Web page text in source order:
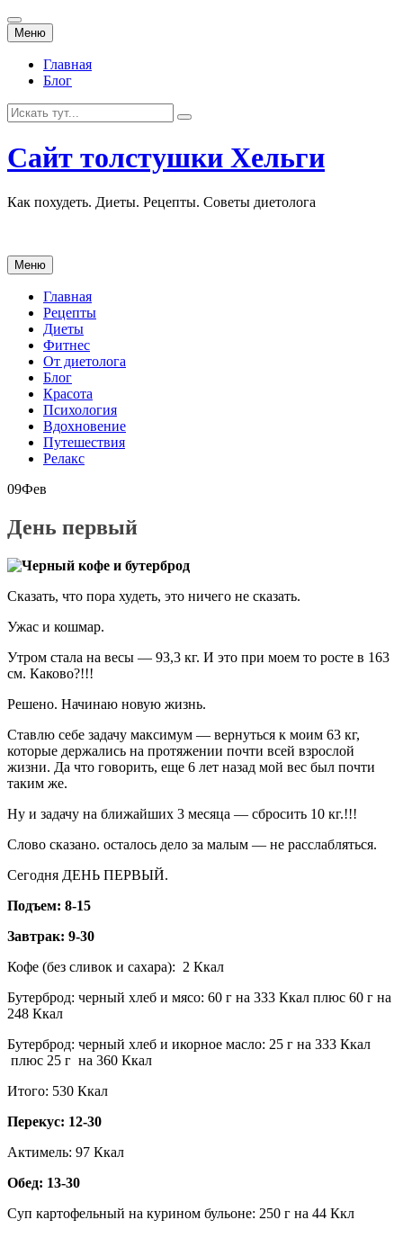
Меню Перейти
к
содержанию
Главная
Блог
Искать:
Сайт толстушки Хельги
Как похудеть. Диеты. Рецепты. Советы диетолога
Меню Перейти
к
содержанию
Главная
Рецепты
Диеты
Фитнес
От диетолога
Блог
Красота
Психология
Вдохновение
Путешествия
Релакс
09Фев
День первый
Сказать, что пора худеть, это ничего не сказать.
Ужас и кошмар.
Утром стала на весы — 93,3 кг. И это при моем то росте в 163
см. Каково?!!!
Решено. Начинаю новую жизнь.
Ставлю себе задачу максимум — вернуться к моим 63 кг,
которые держались на протяжении почти всей взрослой
жизни. Да что говорить, еще 6 лет назад мой вес был почти
таким же.
Ну и задачу на ближайших 3 месяца — сбросить 10 кг.!!!
Слово сказано. осталось дело за малым — не расслабляться.
Сегодня ДЕНЬ ПЕРВЫЙ.
Подъем: 8-15
Завтрак: 9-30
Кофе (без сливок и сахара): 2 Ккал
Бутерброд: черный хлеб и мясо: 60 г на 333 Ккал плюс 60 г на
248 Ккал
Бутерброд: черный хлеб и икорное масло: 25 г на 333 Ккал
плюс 25 г на 360 Ккал
Итого: 530 Ккал
Перекус: 12-30
Актимель: 97 Ккал
Обед: 13-30
Суп картофельный на курином бульоне: 250 г на 44 Ккл